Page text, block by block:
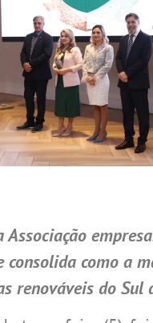
Associação
consolida como a
renováveis do Sul